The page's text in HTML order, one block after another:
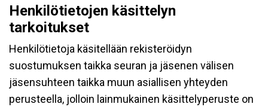
Henkilötietojen käsittelyn
tarkoitukset
Henkilötietoja käsitellään rekisteröidyn
suostumuksen taikka seuran ja jäsenen välisen
jäsensuhteen taikka muun asiallisen yhteyden
perusteella, jolloin lainmukainen käsittelyperuste on